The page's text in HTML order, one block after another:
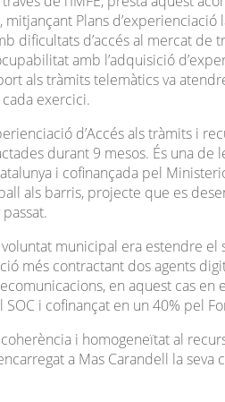
mitjançant Plans
dificultats d’accés al mercat
amb l’adquisició
als tràmits telemàtics va
exercici.
d’Accés als tràmits i
durant 9 mesos. És una de
i cofinançada pel
als barris, projecte que es
voluntat municipal era estendre
més contractant dos agents
en aquest cas
i cofinançat en un 40% pel
i homogeneïtat al
a Mas Carandell la